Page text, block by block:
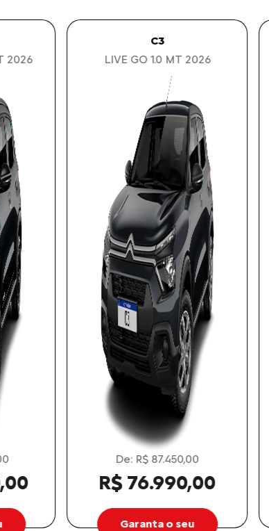
TURBO 200
seu
AIRCROSS
AIRCROSS 7 FEEL TURBO
200 AT 2026
De: R$ 130.790,00
R$ 120.790,00
Garanta o seu